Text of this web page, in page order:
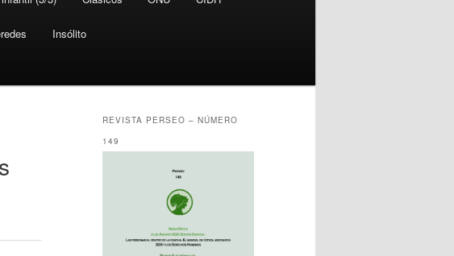
Insólito
REVISTA PERSEO – NÚMERO
149